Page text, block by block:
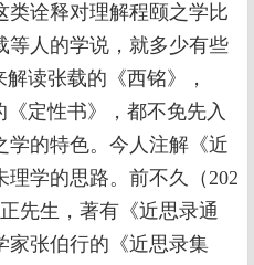
类诠释对理解程颐之学比
等人的学说，就多少有些
读张载的《西铭》，
《定性书》，都不免先入
学的特色。今人注解《近
学的思路。前不久（202
先生，著有《近思录通
家张伯行的《近思录集